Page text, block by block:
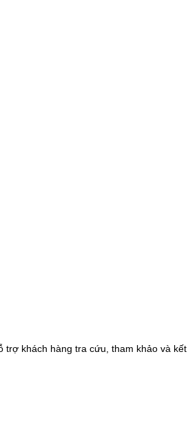
trợ khách hàng tra cứu, tham khảo và